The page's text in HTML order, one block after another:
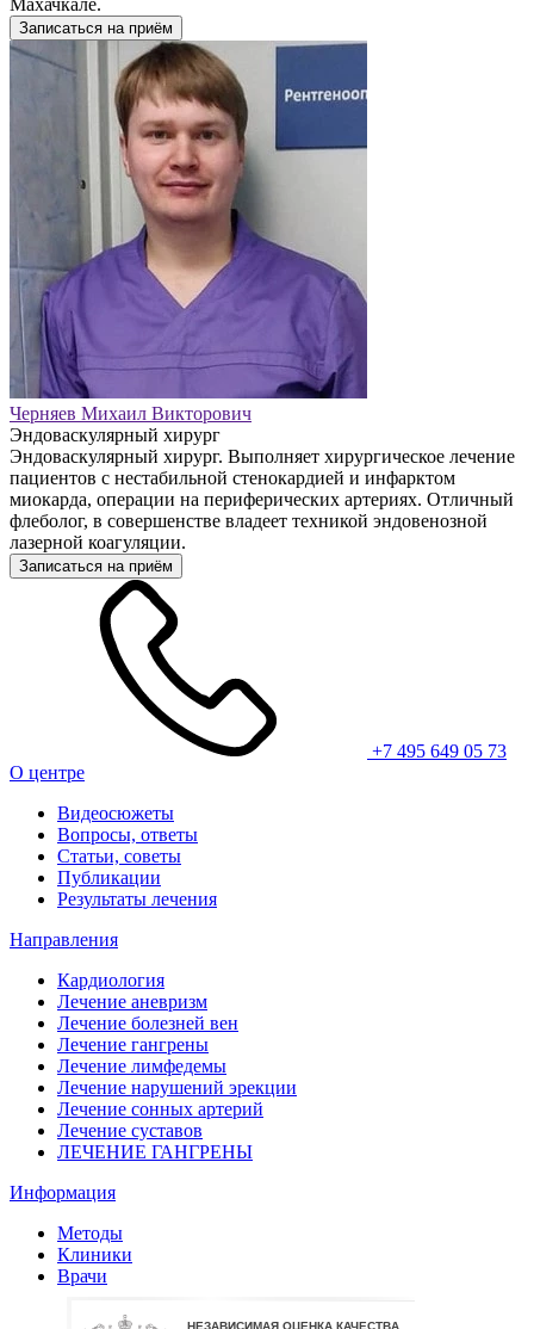
Записаться на приём
Черняев Михаил Викторович
Эндоваскулярный хирург
Эндоваскулярный хирург. Выполняет хирургическое лечение
пациентов с нестабильной стенокардией и инфарктом
миокарда, операции на периферических артериях. Отличный
флеболог, в совершенстве владеет техникой эндовенозной
лазерной коагуляции.
Записаться на приём
+7 495 649 05 73
О центре
Видеосюжеты
Вопросы, ответы
Статьи, советы
Публикации
Результаты лечения
Направления
Кардиология
Лечение аневризм
Лечение болезней вен
Лечение гангрены
Лечение лимфедемы
Лечение нарушений эрекции
Лечение сонных артерий
Лечение суставов
ЛЕЧЕНИЕ ГАНГРЕНЫ
Информация
Методы
Клиники
Врачи